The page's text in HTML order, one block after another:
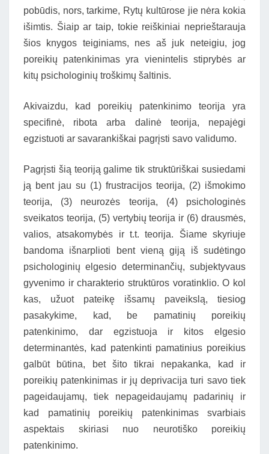
pobūdis, nors, tarkime, Rytų kultūrose jie nėra kokia
išimtis. Šiaip ar taip, tokie reiškiniai neprieštarauja
šios knygos teiginiams, nes aš juk neteigiu, jog
poreikių patenkinimas yra vienintelis stiprybės ar
kitų psichologinių troškimų šaltinis.
Akivaizdu, kad poreikių patenkinimo teorija yra
specifinė, ribota arba dalinė teorija, nepajėgi
egzistuoti ar savarankiškai pagrįsti savo validumo.
Pagrįsti šią teoriją galime tik struktūriškai susiedami
ją bent jau su (1) frustracijos teorija, (2) išmokimo
teorija, (3) neurozės teorija, (4) psichologinės
sveikatos teorija, (5) vertybių teorija ir (6) drausmės,
valios, atsakomybės ir t.t. teorija. Šiame skyriuje
bandoma išnarplioti bent vieną giją iš sudėtingo
psichologinių elgesio determinančių, subjektyvaus
gyvenimo ir charakterio struktūros voratinklio. O kol
kas, užuot pateikę išsamų paveikslą, tiesiog
pasakykime, kad, be pamatinių poreikių
patenkinimo, dar egzistuoja ir kitos elgesio
determinantės, kad patenkinti pamatinius poreikius
galbūt būtina, bet šito tikrai nepakanka, kad ir
poreikių patenkinimas ir jų deprivacija turi savo tiek
pageidaujamų, tiek nepageidaujamų padarinių ir
kad pamatinių poreikių patenkinimas svarbiais
aspektais skiriasi nuo neurotiško poreikių
patenkinimo.